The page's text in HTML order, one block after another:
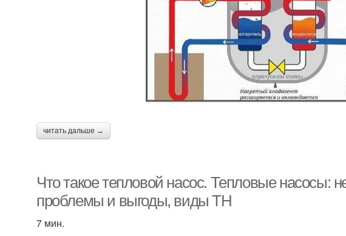
читать дальше →
Что такое тепловой насос. Тепловые насосы:
проблемы и выгоды, виды ТН
7 мин.